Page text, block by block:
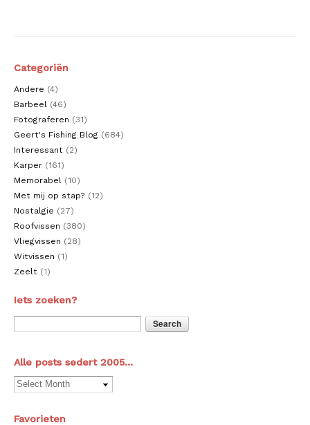
Categoriën
Andere (4)
Barbeel (46)
Fotograferen (31)
Geert's Fishing Blog (684)
Interessant (2)
Karper (161)
Memorabel (10)
Met mij op stap? (12)
Nostalgie (27)
Roofvissen (380)
Vliegvissen (28)
Witvissen (1)
Zeelt (1)
Iets zoeken?
Alle posts sedert 2005…
Favorieten